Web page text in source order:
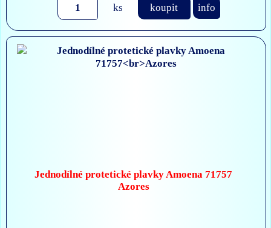
ks koupit info
Jednodílné protetické plavky Amoena 71757
Azores